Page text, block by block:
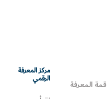
قمة المعرفة
مركز المعرفة
الرقمي